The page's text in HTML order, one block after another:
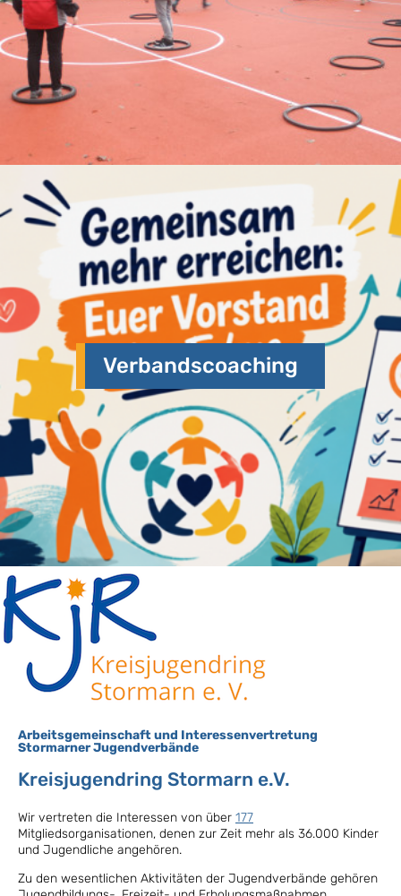
Verbandscoaching
Arbeitsgemeinschaft und Interessenvertretung
Stormarner Jugendverbände
Kreisjugendring Stormarn e.V.
Wir vertreten die Interessen von über 177
Mitgliedsorganisationen, denen zur Zeit mehr als 36.000 Kinder
und Jugendliche angehören.
Zu den wesentlichen Aktivitäten der Jugendverbände gehören